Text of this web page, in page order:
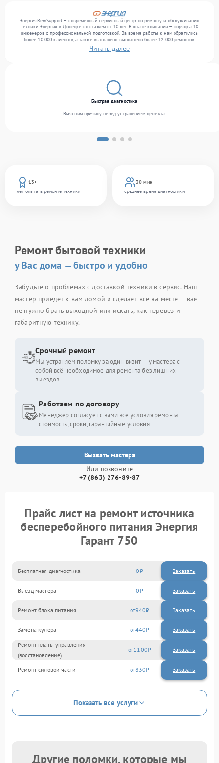
ЭнергияRemSupport — современный сервисный центр по ремонту и обслуживанию
техники Энергия в Донецке со стажем от 10 лет. В штате компании — порядка 18
инженеров с профессиональной подготовкой. За время работы к нам обратились
более 10 000 клиентов, а также выполнено выполнено более 12 000 ремонтов.
Ежемесячно в сервисный центр поступает свыше 300 единиц техники, включая , , . Мы
выполняем ремонт различного уровня сложности и гарантируем высокое качество
Читать далее
13+
лет опыта в ремонте техники
30 мин
среднее время диагностики
Быстрая диагностика
Выясним причину перед устранением дефекта.
Ремонт бытовой техники
у Вас дома — быстро и удобно
Забудьте о проблемах с доставкой техники в сервис. Наш
мастер приедет к вам домой и сделает всё на месте — вам
не нужно брать выходной или искать, как перевезти
габаритную технику.
Вызвать мастера
Или позвоните
+7 (863) 276-89-87
Срочный ремонт
Мы устраняем поломку за один визит — у мастера с
собой всё необходимое для ремонта без лишних
выездов.
Работаем по договору
Менеджер согласует с вами все условия ремонта:
стоимость, сроки, гарантийные условия.
Прайс лист на ремонт источника
бесперебойного питания Энергия
Гарант 750
Бесплатная диагностика 0 Заказать
Выезд мастера 0 Заказать
Ремонт блока питания 940
Замена кулера 440
Ремонт платы управления
(восстановление)
1100
Ремонт силовой части 830
Показать все услуги
Другие поломки, которые мы